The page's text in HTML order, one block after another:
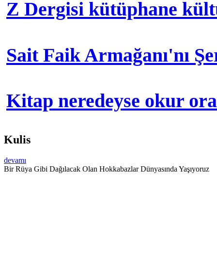
Z Dergisi kütüphane
Sait Faik Armağanı'nı
Kitap neredeyse okur
Kulis
devamı
Bir Rüya Gibi Dağılacak Olan Hokkabazlar Dünyasında Yaşıyoruz